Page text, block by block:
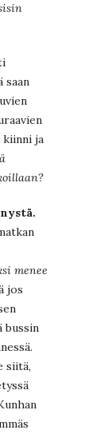
saan
kiinni ja
menee
jos
bussin
siitä,